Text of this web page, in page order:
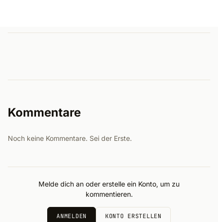
Kommentare
Noch keine Kommentare. Sei der Erste.
Melde dich an oder erstelle ein Konto, um zu
kommentieren.
ANMELDEN KONTO ERSTELLEN